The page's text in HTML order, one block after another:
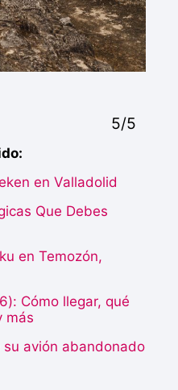
5/5
en Valladolid
Que Debes
en Temozón,
Cómo llegar, qué
más
su avión abandonado